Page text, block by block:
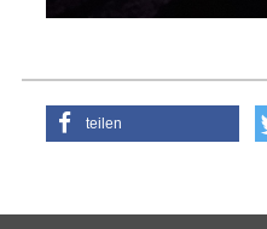
teilen